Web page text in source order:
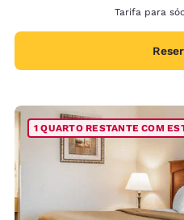
Tarifa para
1 QUARTO RESTANTE COM